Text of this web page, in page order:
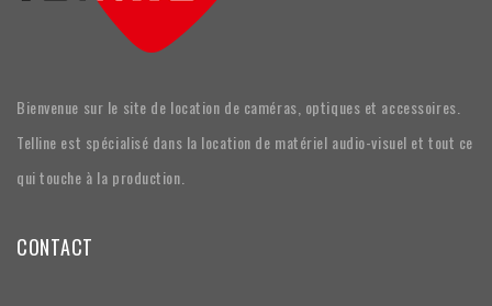
Bienvenue sur le site de location de caméras, optiques et accessoires.
Telline est spécialisé dans la location de matériel audio-visuel et tout ce
qui touche à la production.
CONTACT